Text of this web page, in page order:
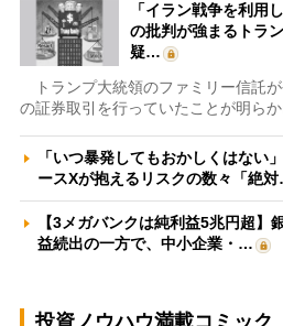
「イラン戦争を利用
の批判が強まるトラ
疑…
トランプ大統領のファミリー信託
の証券取引を行っていたことが明ら
「いつ暴発してもおかしくはない
ースXが抱えるリスクの数々「絶
【3メガバンクは純利益5兆円超】
益続出の一方で、中小企業・…
投資ノウハウ満載コミック